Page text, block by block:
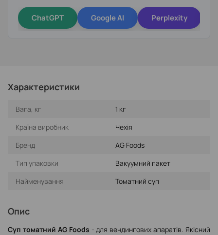
ChatGPT Google AI Perplexity
Характеристики
Вага, кг
1 кг
Країна виробник
Чехія
Бренд
AG Foods
Тип упаковки
Вакуумний пакет
Найменування
Томатний суп
Опис
Суп томатний AG Foods - для вендингових апаратів. Якісний